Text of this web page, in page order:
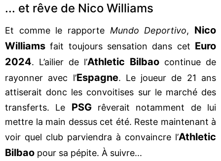
... et rêve de Nico Williams
Et comme le rapporte Mundo Deportivo, Nico
Williams fait toujours sensation dans cet Euro
2024. L’ailier de l’Athletic Bilbao continue de
rayonner avec l’Espagne. Le joueur de 21 ans
attiserait donc les convoitises sur le marché des
transferts. Le PSGrêverait notamment de lui
mettre la main dessus cet été. Reste maintenant à
voir quel club parviendra à convaincre l’Athletic
Bilbao pour sa pépite. À suivre...